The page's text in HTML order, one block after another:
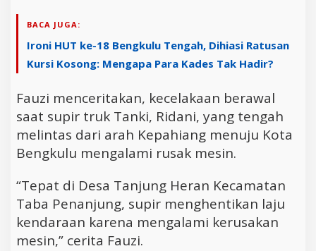
BACA JUGA:
Ironi HUT ke-18 Bengkulu Tengah, Dihiasi Ratusan
Kursi Kosong: Mengapa Para Kades Tak Hadir?
Fauzi menceritakan, kecelakaan berawal
saat supir truk Tanki, Ridani, yang tengah
melintas dari arah Kepahiang menuju Kota
Bengkulu mengalami rusak mesin.
“Tepat di Desa Tanjung Heran Kecamatan
Taba Penanjung, supir menghentikan laju
kendaraan karena mengalami kerusakan
mesin,” cerita Fauzi.